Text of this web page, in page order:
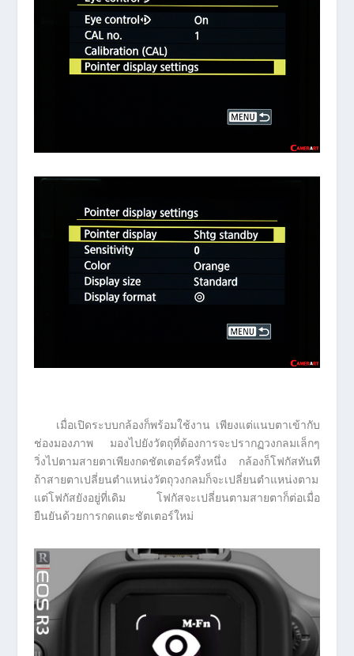
เมื่อเปิดระบบกล้องก็พร้อมใช้งาน เพียงแต่แนบตาเข้ากับ
ช่องมองภาพ มองไปยังวัตถุที่ต้องการจะปรากฏวงกลมเล็กๆ
วิ่งไปตามสายตาเพียงกดชัตเตอร์ครึ่งหนึ่ง กล้องก็โฟกัสทันที
ถ้าสายตาเปลี่ยนตำแหน่งวัตถุวงกลมก็จะเปลี่ยนตำแหน่งตาม
แต่โฟกัสยังอยู่ที่เดิม โฟกัสจะเปลี่ยนตามสายตาก็ต่อเมื่อ
ยืนยันด้วยการกดแตะชัตเตอร์ใหม่